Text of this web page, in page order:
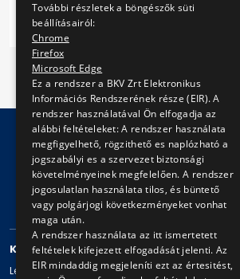
7 8 9 10
© Copyright 2026 BKV Zrt.
Impresszum Jogi nyilatkozat
Adatvédelmi politika és tájékoztatások
KAPCSOLAT
Levelezési cím: 1980 Budapest, Pf. 11.
További részletek a böngészők süti
beállításairól:
Chrome
Firefox
Microsoft Edge
Ez a rendszer a BKV Zrt Elektronikus
Információs Rendszerének része (EIR). A
rendszer használatával Ön elfogadja az
alábbi feltételeket: A rendszer használata
megfigyelhető, rögzithető es naplózható a
jogszabályi es a szervezet biztonsági
követelményeinek megfelelően. A rendszer
jogosulatlan használata tilos, és büntető
vagy polgárjogi következményeket vonhat
maga után.
A rendszer használata az itt ismertetett
feltételek kifejezett elfogadását jelenti. Az
EIR mindaddig megjeleníti ezt az értesitést,